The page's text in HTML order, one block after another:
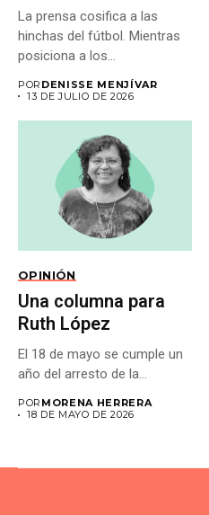
La prensa cosifica a las
hinchas del fútbol. Mientras
posiciona a los...
POR DENISSE MENJÍVAR
13 DE JULIO DE 2026
OPINIÓN
Una columna para
Ruth López
El 18 de mayo se cumple un
año del arresto de la...
POR MORENA HERRERA
18 DE MAYO DE 2026